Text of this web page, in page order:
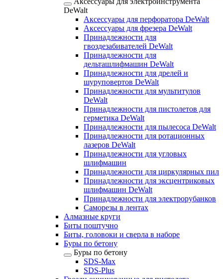
DeWalt
Аксессуары для перфоратора DeWalt
Аксессуары для фрезера DeWalt
Принадлежности для
гвоздезабивателей DeWalt
Принадлежности для
дельташлифмашин DeWalt
Принадлежности для дрелей и
шуруповертов DeWalt
Принадлежности для мультитулов
DeWalt
Принадлежности для пистолетов для
герметика DeWalt
Принадлежности для пылесоса DeWalt
Принадлежности для ротационных
лазеров DeWalt
Принадлежности для угловых
шлифмашин
Принадлежности для циркулярных пил
Принадлежности для эксцентриковых
шлифмашин DeWalt
Принадлежности для электрорубанков
Саморезы в лентах
Алмазные круги
Биты поштучно
Биты, головоки и сверла в наборе
Буры по бетону
Буры по бетону
SDS-Max
SDS-Plus